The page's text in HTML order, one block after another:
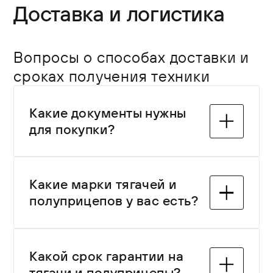
Доставка и логистика
Вопросы о способах доставки и
сроках получения техники
Какие документы нужны
для покупки?
Какие марки тягачей и
полуприцепов у вас есть? В
наличии и под заказ — популярные
европейские и отечественные
бренды. Ассортимент регулярно
обновляется.
Какие марки тягачей и
полуприцепов у вас есть?
В наличии и под заказ —
Какой срок гарантии на